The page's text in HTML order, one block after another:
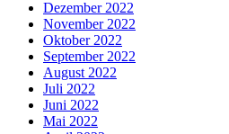
Dezember 2022
November 2022
Oktober 2022
September 2022
August 2022
Juli 2022
Juni 2022
Mai 2022